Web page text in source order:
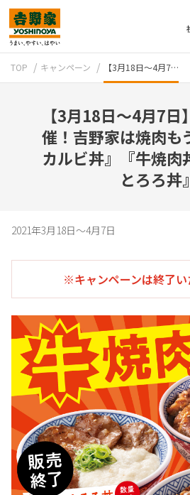
TOP キャンペーン 【3月18日～4月7…
【3月18日～4月7日
催！吉野家は焼肉も
カルビ丼』『牛焼肉
とろろ丼』
2021年3月18日～4月7日
※キャンペーンは終了い